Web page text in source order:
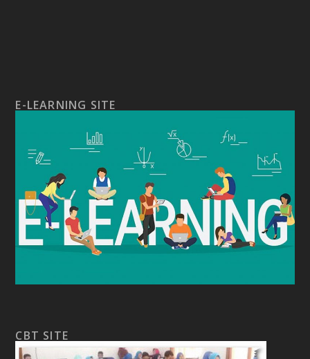
E-LEARNING SITE
CBT SITE